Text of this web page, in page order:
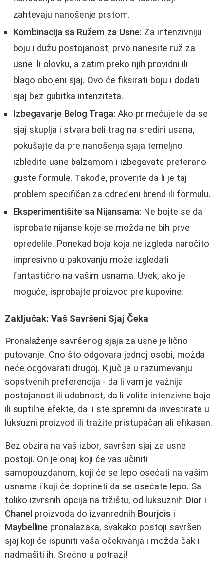
zahtevaju nanošenje prstom.
Kombinacija sa Ružem za Usne: Za intenzivniju
boju i dužu postojanost, prvo nanesite ruž za
usne ili olovku, a zatim preko njih providni ili
blago obojeni sjaj. Ovo će fiksirati boju i dodati
sjaj bez gubitka intenziteta.
Izbegavanje Belog Traga: Ako primećujete da se
sjaj skuplja i stvara beli trag na sredini usana,
pokušajte da pre nanošenja sjaja temeljno
izbledite usne balzamom i izbegavate preterano
guste formule. Takođe, proverite da li je taj
problem specifičan za određeni brend ili formulu.
Eksperimentišite sa Nijansama: Ne bojte se da
isprobate nijanse koje se možda ne bih prve
opredelile. Ponekad boja koja ne izgleda naročito
impresivno u pakovanju može izgledati
fantastično na vašim usnama. Uvek, ako je
moguće, isprobajte proizvod pre kupovine.
Zaključak: Vaš Savršeni Sjaj Čeka
Pronalaženje savršenog sjaja za usne je lično
putovanje. Ono što odgovara jednoj osobi, možda
neće odgovarati drugoj. Ključ je u razumevanju
sopstvenih preferencija - da li vam je važnija
postojanost ili udobnost, da li volite intenzivne boje
ili suptilne efekte, da li ste spremni da investirate u
luksuzni proizvod ili tražite pristupačan ali efikasan.
Bez obzira na vaš izbor, savršen sjaj za usne
postoji. On je onaj koji će vas učiniti
samopouzdanom, koji će se lepo osećati na vašim
usnama i koji će doprineti da se osećate lepo. Sa
toliko izvrsnih opcija na tržištu, od luksuznih Dior i
Chanel proizvoda do izvanrednih Bourjois i
Maybelline pronalazaka, svakako postoji savršen
sjaj koji će ispuniti vaša očekivanja i možda čak i
nadmašiti ih. Srećno u potrazi!